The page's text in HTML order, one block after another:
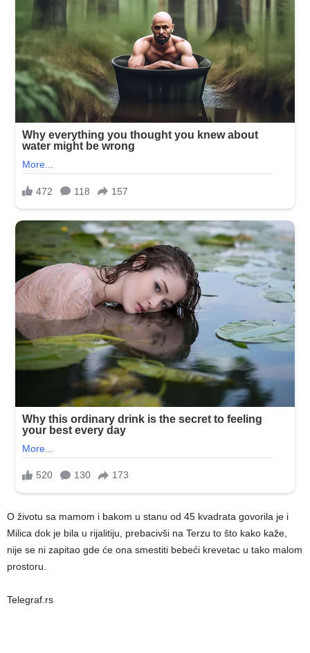
O životu sa mamom i bakom u stanu od 45 kvadrata govorila je i
Milica dok je bila u rijalitiju, prebacivši na Terzu to što kako kaže,
nije se ni zapitao gde će ona smestiti bebeći krevetac u tako malom
prostoru.
Telegraf.rs